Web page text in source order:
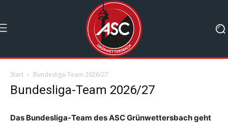
Start Bundesliga-Team 2026/27
Bundesliga-Team 2026/27
Das Bundesliga-Team des ASC Grünwettersbach geht